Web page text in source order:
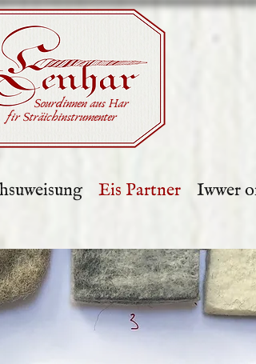
Sourdinnen aus Har
fir Sträichinstrumenter
Eis Partner Iwwer